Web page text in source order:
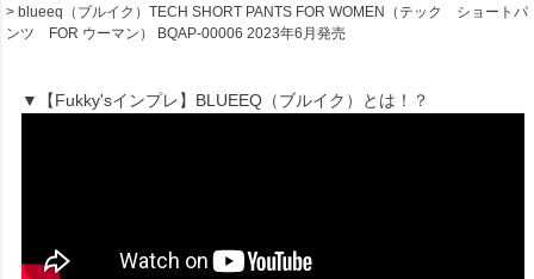
blueeq（ブルイク）TECH SHORT PANTS FOR WOMEN（テック ショートパ
ンツ FOR ウーマン） BQAP-00006 2023年6月発売
▼【Fukky'sインプレ】BLUEEQ（ブルイク）とは！？